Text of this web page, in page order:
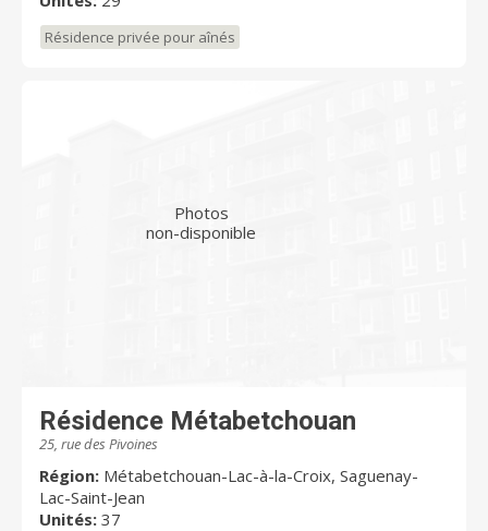
Résidence privée pour aînés
Photos
non-disponible
Résidence Métabetchouan
25, rue des Pivoines
Région: Métabetchouan-Lac-à-la-Croix, Saguenay-
Lac-Saint-Jean
Unités: 37